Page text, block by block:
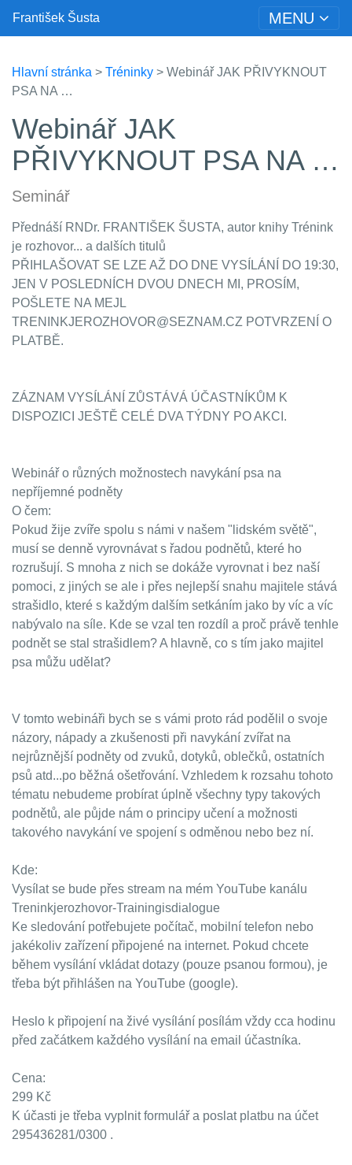
František Šusta MENU
Hlavní stránka > Tréninky > Webinář JAK PŘIVYKNOUT
PSA NA …
Webinář JAK
PŘIVYKNOUT PSA NA …
Seminář
Přednáší RNDr. FRANTIŠEK ŠUSTA, autor knihy Trénink
je rozhovor... a dalších titulů
PŘIHLAŠOVAT SE LZE AŽ DO DNE VYSÍLÁNÍ DO 19:30,
JEN V POSLEDNÍCH DVOU DNECH MI, PROSÍM,
POŠLETE NA MEJL
TRENINKJEROZHOVOR@SEZNAM.CZ POTVRZENÍ O
PLATBĚ.
ZÁZNAM VYSÍLÁNÍ ZŮSTÁVÁ ÚČASTNÍKŮM K
DISPOZICI JEŠTĚ CELÉ DVA TÝDNY PO AKCI.
Webinář o různých možnostech navykání psa na
nepříjemné podněty
O čem:
Pokud žije zvíře spolu s námi v našem "lidském světě",
musí se denně vyrovnávat s řadou podnětů, které ho
rozrušují. S mnoha z nich se dokáže vyrovnat i bez naší
pomoci, z jiných se ale i přes nejlepší snahu majitele stává
strašidlo, které s každým dalším setkáním jako by víc a víc
nabývalo na síle. Kde se vzal ten rozdíl a proč právě tenhle
podnět se stal strašidlem? A hlavně, co s tím jako majitel
psa můžu udělat?
V tomto webináři bych se s vámi proto rád podělil o svoje
názory, nápady a zkušenosti při navykání zvířat na
nejrůznější podněty od zvuků, dotyků, oblečků, ostatních
psů atd...po běžná ošetřování. Vzhledem k rozsahu tohoto
tématu nebudeme probírat úplně všechny typy takových
podnětů, ale půjde nám o principy učení a možnosti
takového navykání ve spojení s odměnou nebo bez ní.
Kde:
Vysílat se bude přes stream na mém YouTube kanálu
Treninkjerozhovor-Trainingisdialogue
Ke sledování potřebujete počítač, mobilní telefon nebo
jakékoliv zařízení připojené na internet. Pokud chcete
během vysílání vkládat dotazy (pouze psanou formou), je
třeba být přihlášen na YouTube (google).
Heslo k připojení na živé vysílání posílám vždy cca hodinu
před začátkem každého vysílání na email účastníka.
Cena:
299 Kč
K účasti je třeba vyplnit formulář a poslat platbu na účet
295436281/0300 .